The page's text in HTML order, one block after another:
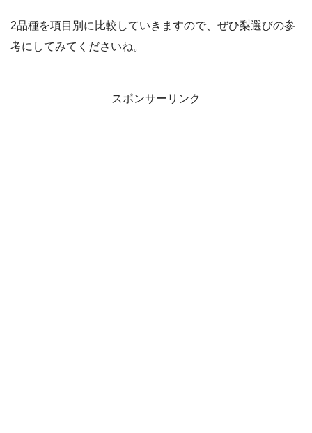
2品種を項目別に比較していきますので、ぜひ梨選びの参
考にしてみてくださいね。
スポンサーリンク